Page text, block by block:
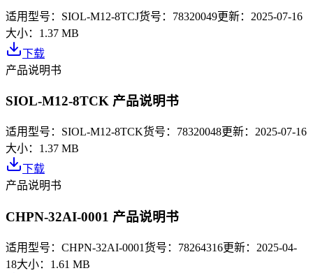
适用型号： SIOL-M12-8TCJ货号： 78320049更新： 2025-07-16
大小： 1.37 MB
下载
产品说明书
SIOL-M12-8TCK 产品说明书
适用型号： SIOL-M12-8TCK货号： 78320048更新： 2025-07-16
大小： 1.37 MB
下载
产品说明书
CHPN-32AI-0001 产品说明书
适用型号： CHPN-32AI-0001货号： 78264316更新： 2025-04-
18大小： 1.61 MB